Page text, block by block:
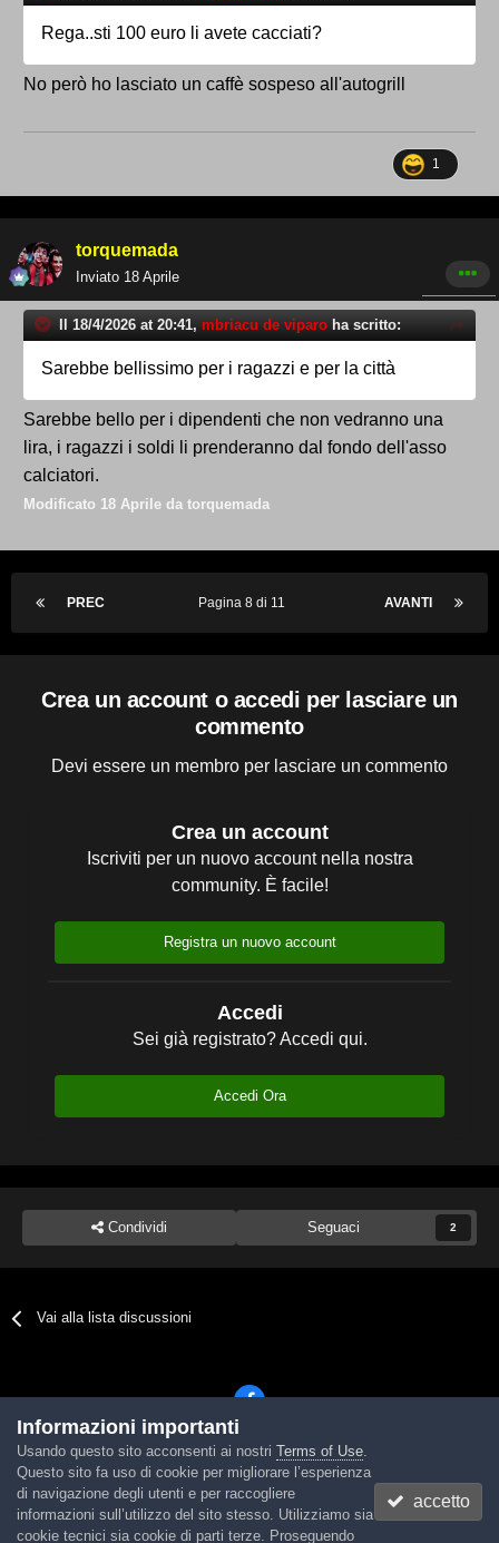
Rega..sti 100 euro li avete cacciati?
No però ho lasciato un caffè sospeso all'autogrill
1
torquemada
Inviato 18 Aprile
Il 18/4/2026 at 20:41, mbriacu de viparo ha scritto:
Sarebbe bellissimo per i ragazzi e per la città
Sarebbe bello per i dipendenti che non vedranno una
lira, i ragazzi i soldi li prenderanno dal fondo dell'asso
calciatori.
Modificato 18 Aprile da torquemada
PREC AVANTI
Pagina 8 di 11
Crea un account o accedi per lasciare un
commento
Devi essere un membro per lasciare un commento
Crea un account
Iscriviti per un nuovo account nella nostra
community. È facile!
Registra un nuovo account
Accedi
Sei già registrato? Accedi qui.
Accedi Ora
Condividi Seguaci 2
Vai alla lista discussioni
Lingua Tema Contattaci Cookies
Powered by Invision Community
Informazioni importanti
Usando questo sito acconsenti ai nostri Terms of Use.
Questo sito fa uso di cookie per migliorare l’esperienza
di navigazione degli utenti e per raccogliere
informazioni sull’utilizzo del sito stesso. Utilizziamo sia
cookie tecnici sia cookie di parti terze. Proseguendo
accetto